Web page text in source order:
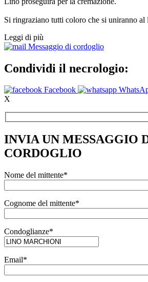
Si ringraziano tutti coloro che si uniranno
Leggi di più
Messaggio di cordoglio
Condividi il necrologio:
Facebook
X
INVIA UN MESSAGGIO
CORDOGLIO
Nome del mittente*
Cognome del mittente*
Condoglianze*
Email*